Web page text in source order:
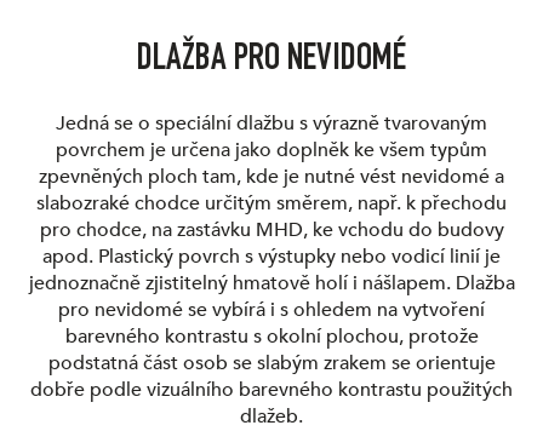
DLAŽBA PRO NEVIDOMÉ
Jedná se o speciální dlažbu s výrazně tvarovaným
povrchem je určena jako doplněk ke všem typům
zpevněných ploch tam, kde je nutné vést nevidomé a
slabozraké chodce určitým směrem, např. k přechodu
pro chodce, na zastávku MHD, ke vchodu do budovy
apod. Plastický povrch s výstupky nebo vodicí linií je
jednoznačně zjistitelný hmatově holí i nášlapem. Dlažba
pro nevidomé se vybírá i s ohledem na vytvoření
barevného kontrastu s okolní plochou, protože
podstatná část osob se slabým zrakem se orientuje
dobře podle vizuálního barevného kontrastu použitých
dlažeb.